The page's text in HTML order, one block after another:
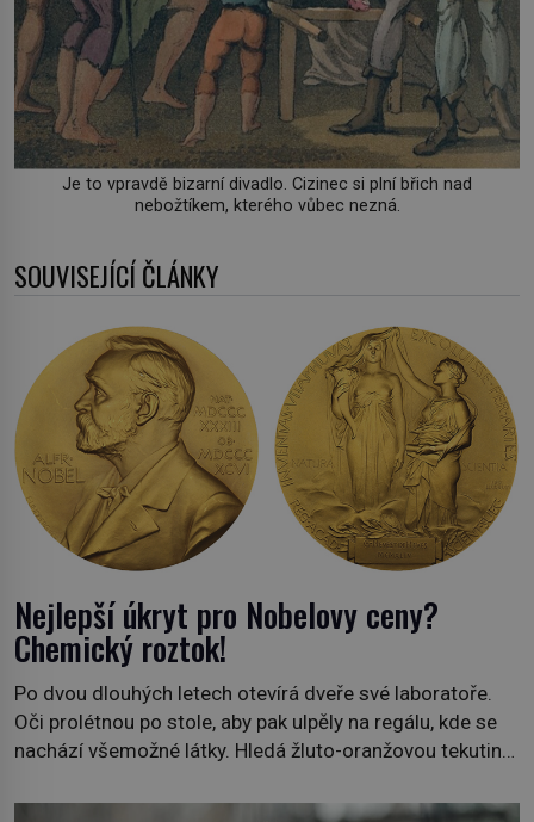
Je to vpravdě bizarní divadlo. Cizinec si plní břich nad
nebožtíkem, kterého vůbec nezná.
SOUVISEJÍCÍ ČLÁNKY
Nejlepší úkryt pro Nobelovy ceny?
Chemický roztok!
Po dvou dlouhých letech otevírá dveře své laboratoře.
Oči prolétnou po stole, aby pak ulpěly na regálu, kde se
nachází všemožné látky. Hledá žluto-oranžovou tekutinu,
plán dokončit. Pod termínem aqua regia se skrývá